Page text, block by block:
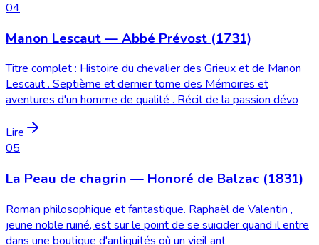
04
Manon Lescaut — Abbé Prévost (1731)
Titre complet : Histoire du chevalier des Grieux et de Manon
Lescaut . Septième et dernier tome des Mémoires et
aventures d'un homme de qualité . Récit de la passion dévo
Lire
05
La Peau de chagrin — Honoré de Balzac (1831)
Roman philosophique et fantastique. Raphaël de Valentin ,
jeune noble ruiné, est sur le point de se suicider quand il entre
dans une boutique d'antiquités où un vieil ant